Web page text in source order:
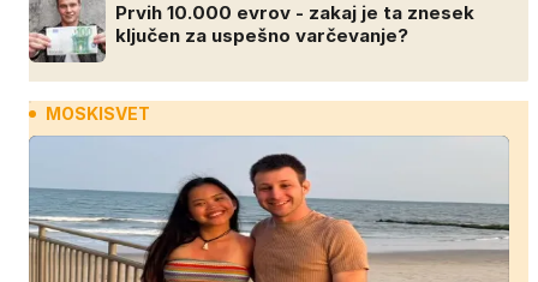
Prvih 10.000 evrov - zakaj je ta znesek
ključen za uspešno varčevanje?
MOSKISVET